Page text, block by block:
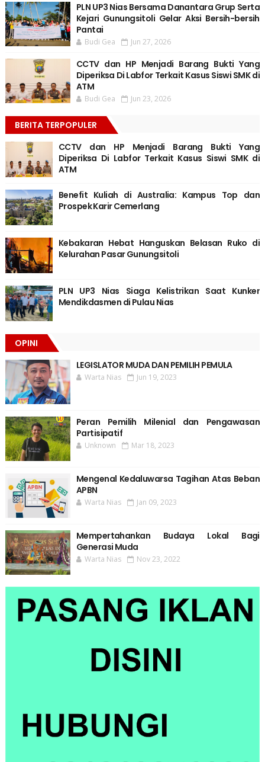
PLN UP3 Nias Bersama Danantara Grup Serta
Kejari Gunungsitoli Gelar Aksi Bersih-bersih
Pantai
Budi Gea Jun 27, 2026
CCTV dan HP Menjadi Barang Bukti Yang
Diperiksa Di Labfor Terkait Kasus Siswi SMK di
ATM
Budi Gea Jun 23, 2026
BERITA TERPOPULER
CCTV dan HP Menjadi Barang Bukti Yang
Diperiksa Di Labfor Terkait Kasus Siswi SMK di
ATM
Benefit Kuliah di Australia: Kampus Top dan
Prospek Karir Cemerlang
Kebakaran Hebat Hanguskan Belasan Ruko di
Kelurahan Pasar Gunungsitoli
PLN UP3 Nias Siaga Kelistrikan Saat Kunker
Mendikdasmen di Pulau Nias
OPINI
LEGISLATOR MUDA DAN PEMILIH PEMULA
Warta Nias Jun 19, 2023
Peran Pemilih Milenial dan Pengawasan
Partisipatif
Unknown Mar 18, 2023
Mengenal Kedaluwarsa Tagihan Atas Beban
APBN
Warta Nias Jan 09, 2023
Mempertahankan Budaya Lokal Bagi
Generasi Muda
Warta Nias Nov 23, 2022